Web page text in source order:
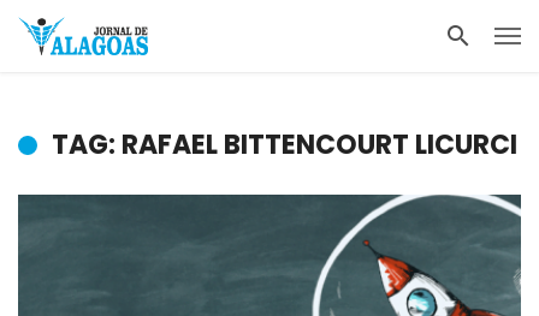
TAG: RAFAEL BITTENCOURT LICURCI